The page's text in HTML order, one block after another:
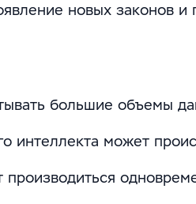
новых законов
большие объемы
интеллекта может